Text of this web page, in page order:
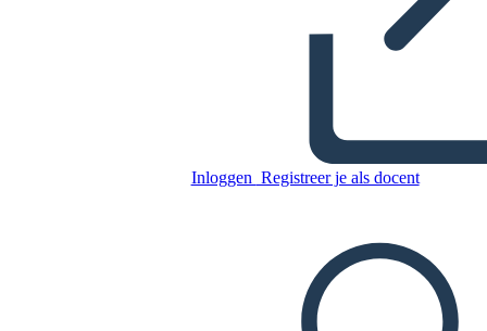
Inloggen Registreer je als docent
Kopieer dit Storyboard
DIAVOORSTELLING AFSPELEN
LEES MIJ VOOR